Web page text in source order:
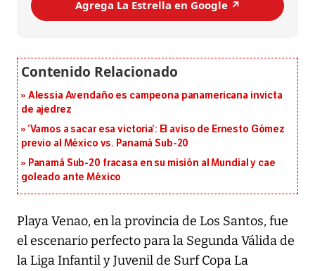
Agrega La Estrella en Google ↗️
Alessia Avendaño es campeona panamericana invicta
de ajedrez
‘Vamos a sacar esa victoria’: El aviso de Ernesto Gómez
previo al México vs. Panamá Sub-20
Panamá Sub-20 fracasa en su misión al Mundial y cae
goleado ante México
Playa Venao, en la provincia de Los Santos, fue
el escenario perfecto para la Segunda Válida de
la Liga Infantil y Juvenil de Surf Copa La